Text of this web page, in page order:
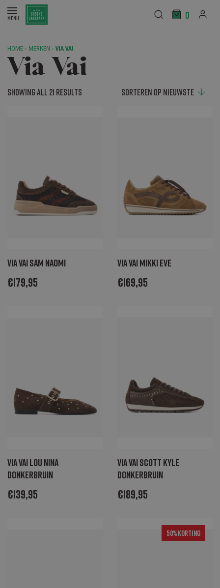
0
HOME › MERKEN › VIA VAI
Via Vai
Showing all 21 results
Via Vai Sam Naomi
€179,95
Via Vai Mikki Eve
€169,95
Via Vai Lou Nina
donkerbruin
€139,95
Via Vai Scott Kyle
donkerbruin
€189,95
50% Korting